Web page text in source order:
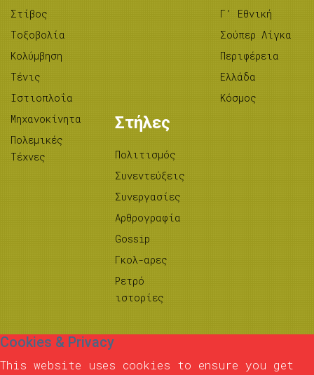
Στίβος
Tοξοβολία
Κολύμβηση
Τένις
Ιστιοπλοΐα
Μηχανοκίνητα
Πολεμικές
Τέχνες
Γ’ Εθνική
Σούπερ Λίγκα
Περιφέρεια
Ελλάδα
Κόσμος
Στήλες
Πολιτισμός
Συνεντεύξεις
Συνεργασίες
Αρθρογραφία
Gossip
Γκολ-αρες
Ρετρό
ιστορίες
Cookies & Privacy
This website uses cookies to ensure you get